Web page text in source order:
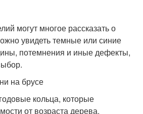
могут многое рассказать о
увидеть темные или синие
потемнения и иные дефекты,
на брусе
кольца, которые
от возраста дерева.